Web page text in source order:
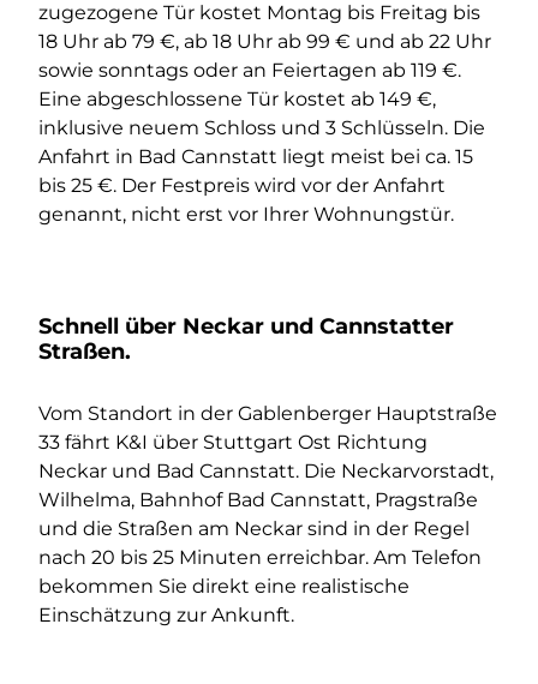
zugezogene Tür kostet Montag bis Freitag bis
18 Uhr ab 79 €, ab 18 Uhr ab 99 € und ab 22 Uhr
sowie sonntags oder an Feiertagen ab 119 €.
Eine abgeschlossene Tür kostet ab 149 €,
inklusive neuem Schloss und 3 Schlüsseln. Die
Anfahrt in Bad Cannstatt liegt meist bei ca. 15
bis 25 €. Der Festpreis wird vor der Anfahrt
genannt, nicht erst vor Ihrer Wohnungstür.
Schnell über Neckar und Cannstatter
Straßen.
Vom Standort in der Gablenberger Hauptstraße
33 fährt K&I über Stuttgart Ost Richtung
Neckar und Bad Cannstatt. Die Neckarvorstadt,
Wilhelma, Bahnhof Bad Cannstatt, Pragstraße
und die Straßen am Neckar sind in der Regel
nach 20 bis 25 Minuten erreichbar. Am Telefon
bekommen Sie direkt eine realistische
Einschätzung zur Ankunft.